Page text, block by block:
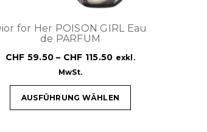
for Her POISON GIRL Eau
de PARFUM
CHF 59.50 – CHF 115.50 exkl.
MwSt.
AUSFÜHRUNG WÄHLEN